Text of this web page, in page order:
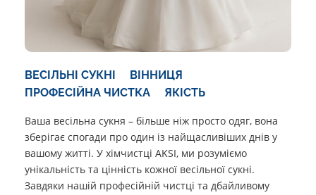
ВЕСІЛЬНІ СУКНІ
ВІННИЦЯ
ПРОФЕСІЙНА ЧИСТКА
ЯКІСТЬ
Ваша весільна сукня – більше ніж просто одяг, вона
зберігає спогади про один із найщасливіших днів у
вашому житті. У хімчистці AKSI, ми розуміємо
унікальність та цінність кожної весільної сукні.
Завдяки нашій професійній чистці та дбайливому